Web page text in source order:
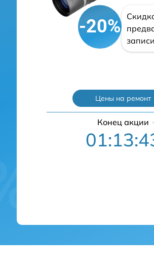
-20%
Цены на ремонт
Конец акции